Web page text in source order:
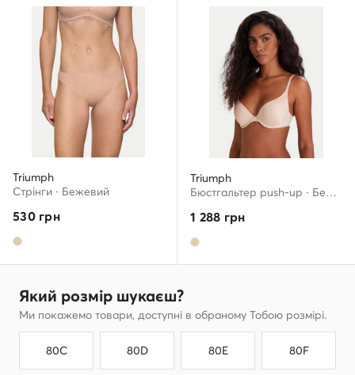
Triumph
Стрінги · Бежевий
530грн
Triumph
Бюстгальтер push-up · Бежевий
1 288 грн
Який розмір шукаєш?
Ми покажемо товари, доступні в обраному Тобою розмірі.
80C 80D 80E 80F